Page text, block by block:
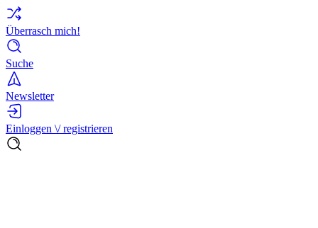
Überrasch mich!
Suche
Newsletter
Einloggen \/ registrieren